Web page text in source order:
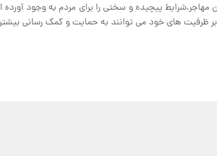
مهاجر،شرایط پیچیده و سختی را برای مردم به وجود
بر ظرفیت های خود می توانند به حمایت و کمک رسانی